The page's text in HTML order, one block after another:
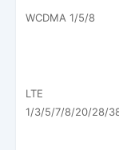
WCDMA 1/5/8
LTE
1/3/5/7/8/20/28/